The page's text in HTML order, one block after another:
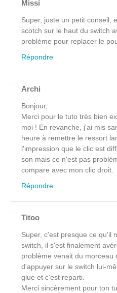
Missi
Super, juste un petit conseil,
scotch sur le haut du switch
problème pour replacer le
Répondre
Archi
Bonjour,
Merci pour le tuto très bien
moi ! En revanche, j'ai mis
heure à remettre le ressort
l'impression que le clic est
son mais ce n'est pas
compare avec mon clic droit.
Répondre
Titoo
Super, c'est presque ce qu'il
switch, il s'est finalement
problème venait du morceau
d'appuyer sur le switch lui-
glue et c'est reparti.
Merci sincèrement pour ton